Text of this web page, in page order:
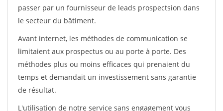
passer par un fournisseur de leads prospectsion dans
le secteur du bâtiment.
Avant internet, les méthodes de communication se
limitaient aux prospectus ou au porte à porte. Des
méthodes plus ou moins efficaces qui prenaient du
temps et demandait un investissement sans garantie
de résultat.
L'utilisation de notre service sans engagement vous